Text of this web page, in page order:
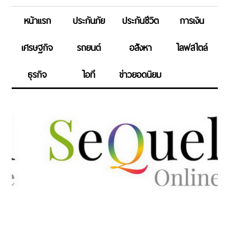
หน้าแรก ประกันภัย ประกันชีวิต
การเงิน
เศรษฐกิจ
รถยนต์ อสังหา
ไลฟสไตล์
ธุรกิจ
ไอที ข่าวยอดนิยม